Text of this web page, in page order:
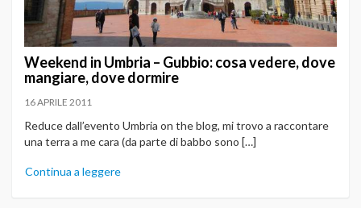
Weekend in Umbria – Gubbio: cosa vedere, dove
mangiare, dove dormire
16 APRILE 2011
Reduce dall’evento Umbria on the blog, mi trovo a raccontare
una terra a me cara (da parte di babbo sono […]
Continua a leggere